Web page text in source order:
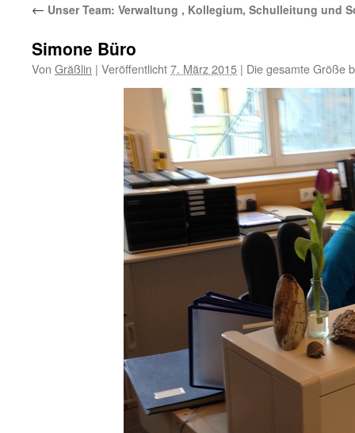
← Unser Team: Verwaltung , Kollegium, Schulleitung und
Simone Büro
Von Gräßlin | Veröffentlicht7. März 2015 | Die gesamte Größe